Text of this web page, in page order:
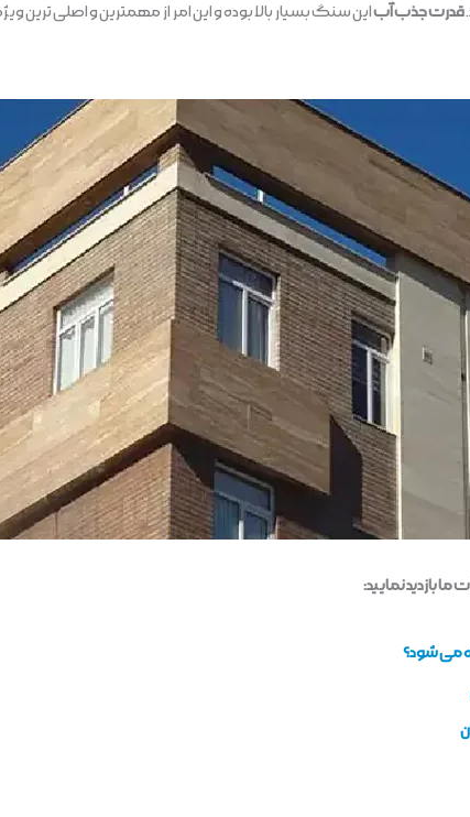
قدرت جذب آباین سنگ بسیار بالا بوده و این امر از مهمترین و اصلی
بازدید نمایید:
می شود؟